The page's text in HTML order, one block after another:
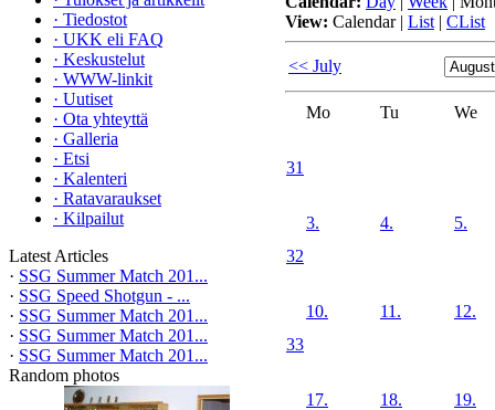
· Tiedostot
· UKK eli FAQ
· Keskustelut
· WWW-linkit
· Uutiset
· Ota yhteyttä
· Galleria
· Etsi
· Kalenteri
· Ratavaraukset
· Kilpailut
Latest Articles
· SSG Summer Match 201...
· SSG Speed Shotgun - ...
· SSG Summer Match 201...
· SSG Summer Match 201...
· SSG Summer Match 201...
Random photos
View: Calendar| List | CList
<< July
Mo Tu We
31
32
3. 4. 5.
33
10. 11. 12.
17. 18. 19.